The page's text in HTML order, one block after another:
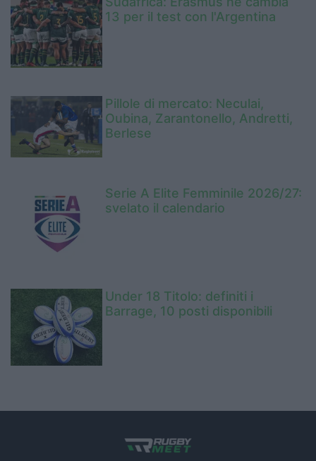
13 per il test con l'Argentina
Pillole di mercato: Neculai,
Oubina, Zarantonello, Andretti,
Berlese
Serie A Elite Femminile 2026/27:
svelato il calendario
Under 18 Titolo: definiti i
Barrage, 10 posti disponibili